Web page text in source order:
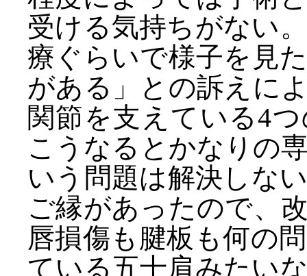
受ける気持ちがない
療ぐらいで様子を見
がある」との訴えに
関節を支えている4
こうなるとかなりの
いう問題は解決しな
ご縁があったので、
唇損傷も腱板も何の
ている五十肩みたい